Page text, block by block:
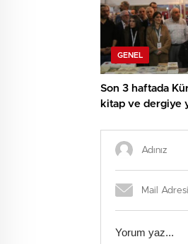
GENEL
Son 3 haftada
kitap ve dergiye